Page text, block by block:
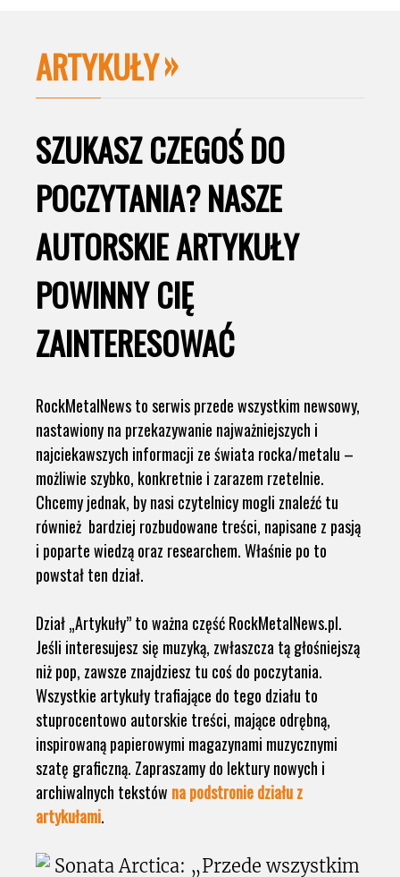
ARTYKUŁY
SZUKASZ CZEGOŚ DO
POCZYTANIA? NASZE
AUTORSKIE ARTYKUŁY
POWINNY CIĘ
ZAINTERESOWAĆ
RockMetalNews to serwis przede wszystkim newsowy,
nastawiony na przekazywanie najważniejszych i
najciekawszych informacji ze świata rocka/metalu –
możliwie szybko, konkretnie i zarazem rzetelnie.
Chcemy jednak, by nasi czytelnicy mogli znaleźć tu
również bardziej rozbudowane treści, napisane z pasją
i poparte wiedzą oraz researchem. Właśnie po to
powstał ten dział.
Dział „Artykuły” to ważna część RockMetalNews.pl.
Jeśli interesujesz się muzyką, zwłaszcza tą głośniejszą
niż pop, zawsze znajdziesz tu coś do poczytania.
Wszystkie artykuły trafiające do tego działu to
stuprocentowo autorskie treści, mające odrębną,
inspirowaną papierowymi magazynami muzycznymi
szatę graficzną. Zapraszamy do lektury nowych i
archiwalnych tekstów na podstronie działu z
artykułami.